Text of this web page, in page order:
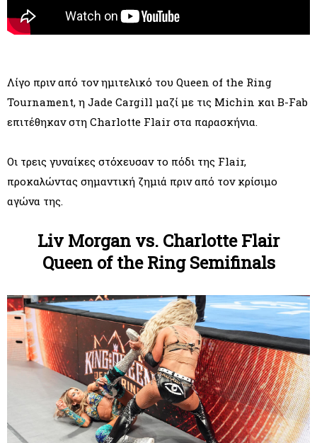
Λίγο πριν από τον ημιτελικό του Queen of the Ring
Tournament, η Jade Cargill μαζί με τις Michin και B-Fab
επιτέθηκαν στη Charlotte Flair στα παρασκήνια.
Οι τρεις γυναίκες στόχευσαν το πόδι της Flair,
προκαλώντας σημαντική ζημιά πριν από τον κρίσιμο
αγώνα της.
Liv Morgan vs. Charlotte Flair
Queen of the Ring Semifinals